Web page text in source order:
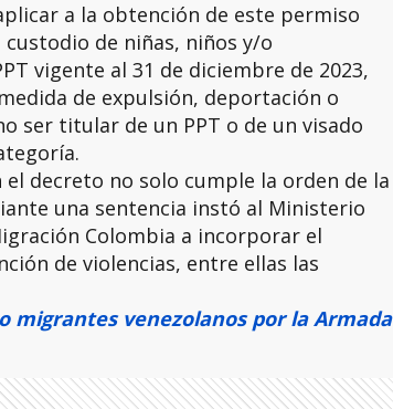
a la obtención de este permiso
de niñas, niños y/o
vigente al 31 de diciembre de 2023,
de expulsión, deportación o
ser titular de un PPT o de un visado
decreto no solo cumple la orden de la
una sentencia instó al Ministerio
Colombia a incorporar el
de violencias, entre ellas las
migrantes venezolanos por la Armada